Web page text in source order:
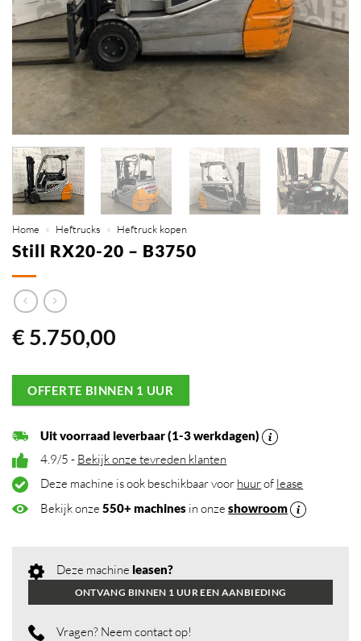
Home » Heftrucks » Heftruck kopen
Still RX20-20 – B3750
€5.750,00
OFFERTE BINNEN 1 UUR
Uit voorraad leverbaar (1-3 werkdagen)
4.9/5 - Bekijk onze tevreden klanten
Deze machine is ook beschikbaar voor huurof lease
Bekijk onze550+ machines in onzeshowroom
Deze machine leasen?
ONTVANG BINNEN 1 UUR EEN AANBIEDING
Vragen? Neem contact op!